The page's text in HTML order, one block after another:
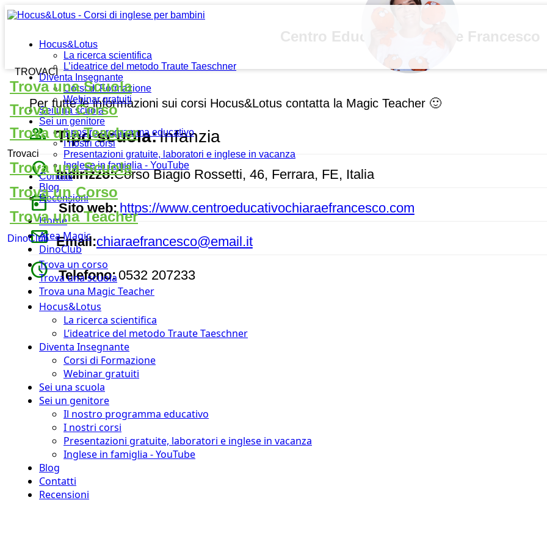
Hocus&Lotus
La ricerca scientifica
L’ideatrice del metodo Traute Taeschner
Diventa Insegnante
Corsi di Formazione
Webinar gratuiti
Sei una scuola
Sei un genitore
Il nostro programma educativo
I nostri corsi
Presentazioni gratuite, laboratori e inglese in vacanza
Inglese in famiglia - YouTube
Contatti
Blog
Recensioni
Home
Area Magic
DinoClub
Trova un corso
Trova una scuola
Trova una Magic Teacher
Hocus&Lotus
La ricerca scientifica
L’ideatrice del metodo Traute Taeschner
Diventa Insegnante
Corsi di Formazione
Webinar gratuiti
Sei una scuola
Sei un genitore
Il nostro programma educativo
I nostri corsi
Presentazioni gratuite, laboratori e inglese in vacanza
Inglese in famiglia - YouTube
Blog
Contatti
Recensioni
TROVACI
Trova una Scuola
Trova un Corso
Trova una Teacher
Trovaci
Trova una Scuola
Trova un Corso
Trova una Teacher
DinoClub
Centro Educativo Chiara e Francesco
Per tutte le informazioni sui corsi Hocus&Lotus contatta la Magic Teacher 🙂
people_outline Tipo scuola:Infanzia
place Indirizzo:Corso Biagio Rossetti, 46, Ferrara, FE, Italia
today Sito web: https://www.centroeducativochiaraefrancesco.com
mail Email:chiaraefrancesco@email.it
watch_later Telefono:0532 207233